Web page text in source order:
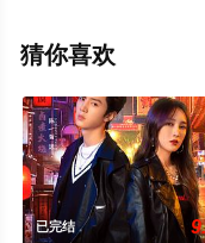
上星辰影视，更多相
猜你喜欢
已完结